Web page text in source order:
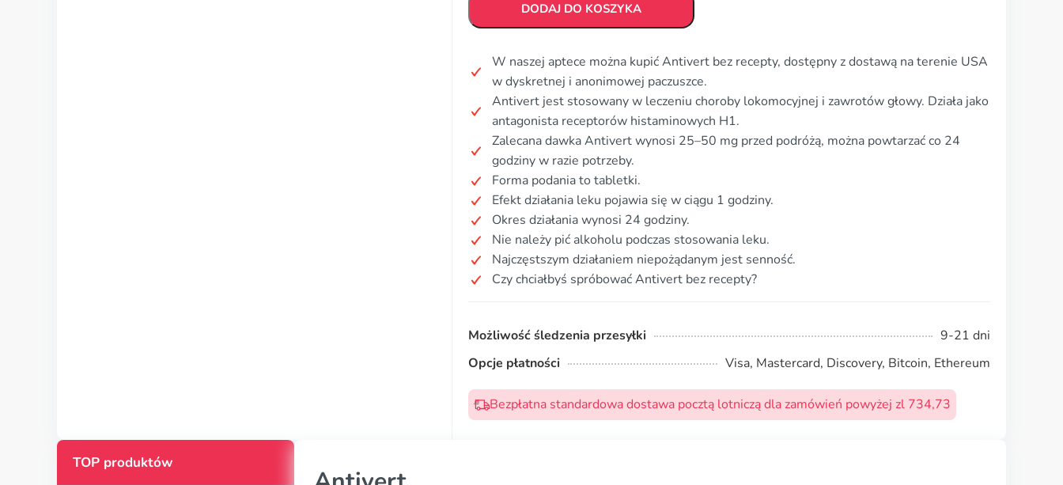
DODAJ DO KOSZYKA
W naszej aptece można kupić Antivert bez recepty, dostępny z dostawą na terenie USA
w dyskretnej i anonimowej paczuszce.
Antivert jest stosowany w leczeniu choroby lokomocyjnej i zawrotów głowy. Działa jako
antagonista receptorów histaminowych H1.
Zalecana dawka Antivert wynosi 25–50 mg przed podróżą, można powtarzać co 24
godziny w razie potrzeby.
Forma podania to tabletki.
Efekt działania leku pojawia się w ciągu 1 godziny.
Okres działania wynosi 24 godziny.
Nie należy pić alkoholu podczas stosowania leku.
Najczęstszym działaniem niepożądanym jest senność.
Czy chciałbyś spróbować Antivert bez recepty?
Możliwość śledzenia przesyłki
9-21 dni
Opcje płatności
Visa, Mastercard, Discovery, Bitcoin, Ethereum
Bezpłatna standardowa dostawa pocztą lotniczą dla zamówień powyżej zl 734,73
TOP produktów